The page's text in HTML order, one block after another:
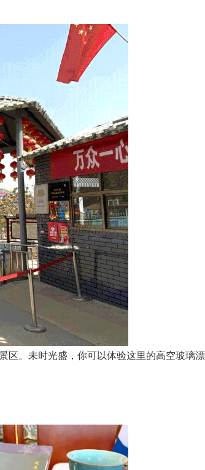
区。未时光盛，你可以体验这里的高空玻璃漂